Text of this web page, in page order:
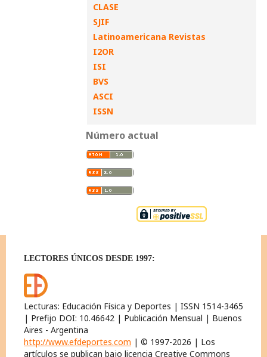
CLASE
SJIF
Latinoamericana Revistas
I2OR
ISI
BVS
ASCI
ISSN
Número actual
LECTORES ÚNICOS DESDE 1997:
Lecturas: Educación Física y Deportes | ISSN 1514-3465
| Prefijo DOI: 10.46642 | Publicación Mensual | Buenos
Aires - Argentina
http://www.efdeportes.com | © 1997-2026 | Los
artículos se publican bajo licencia Creative Commons